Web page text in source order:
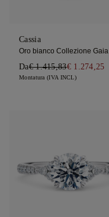
Cassia
Oro bianco Collezione Gaia
Da€ 1.415,83€ 1.274,25
Montatura (IVA INCL)